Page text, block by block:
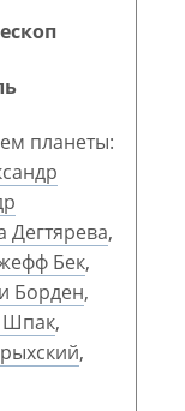
планеты:
Дегтярева,
Бек,
Борден,
Шпак,
,